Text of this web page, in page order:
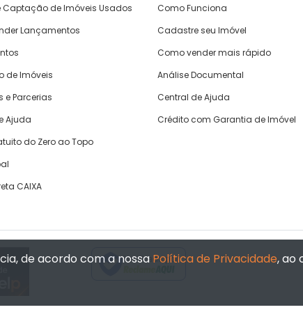
Captação de Imóveis Usados
Lançamentos
de Imóveis
e Parcerias
Ajuda
do Zero ao Topo
CAIXA
Como Funciona
Cadastre seu Imóvel
Como vender mais rápido
Análise Documental
Central de Ajuda
Crédito com Garantia de Imóvel
Verificada por
de acordo com a nossa Política de Privacidade, ao